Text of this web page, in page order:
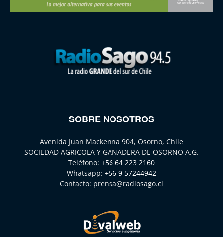
SOBRE NOSOTROS
Avenida Juan Mackenna 904, Osorno, Chile
SOCIEDAD AGRICOLA Y GANADERA DE OSORNO A.G.
Teléfono: +56 64 223 2160
Whatsapp: +56 9 57244942
Contacto: prensa@radiosago.cl